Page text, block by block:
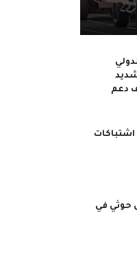
دعم
في اشتباكات
حوثي في